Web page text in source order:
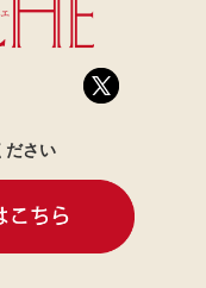
ださい